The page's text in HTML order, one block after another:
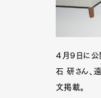
４月９日に
石 研さん、
文掲載。